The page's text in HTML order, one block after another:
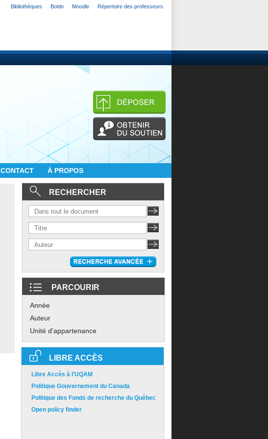
Bibliothèques Bottin Moodle Répertoire des professeurs
CONTACT À PROPOS
RECHERCHER
PARCOURIR
Année
Auteur
Unité d'appartenance
LIBRE ACCÈS
Libre Accès à l'UQAM
Politique Gouvernement du Canada
Politique des Fonds de recherche du Québec
Open policy finder